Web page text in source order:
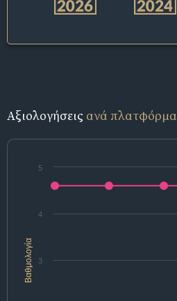
Αξιολογήσεις ανά πλατφόρμα
Βαθμολογία 3
4
5